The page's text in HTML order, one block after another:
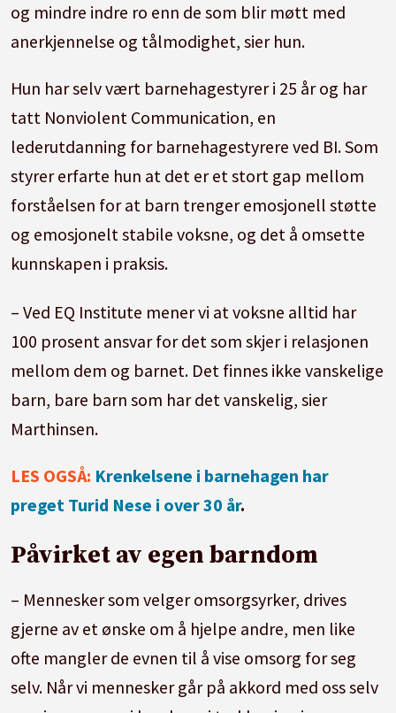
og mindre indre ro enn de som blir møtt med
anerkjennelse og tålmodighet, sier hun.
Hun har selv vært barnehagestyrer i 25 år og har
tatt Nonviolent Communication, en
lederutdanning for barnehagestyrere ved BI. Som
styrer erfarte hun at det er et stort gap mellom
forståelsen for at barn trenger emosjonell støtte
og emosjonelt stabile voksne, og det å omsette
kunnskapen i praksis.
– Ved EQ Institute mener vi at voksne alltid har
100 prosent ansvar for det som skjer i relasjonen
mellom dem og barnet. Det finnes ikke vanskelige
barn, bare barn som har det vanskelig, sier
Marthinsen.
LES OGSÅ: Krenkelsene i barnehagen har
preget Turid Nese i over 30 år.
Påvirket av egen barndom
– Mennesker som velger omsorgsyrker, drives
gjerne av et ønske om å hjelpe andre, men like
ofte mangler de evnen til å vise omsorg for seg
selv. Når vi mennesker går på akkord med oss selv